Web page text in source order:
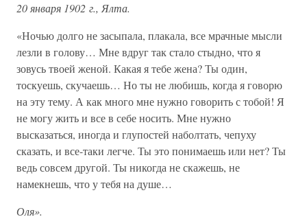
20 января 1902 г., Ялта.
«Ночью долго не засыпала, плакала, все мрачные мысли
лезли в голову… Мне вдруг так стало стыдно, что я
зовусь твоей женой. Какая я тебе жена? Ты один,
тоскуешь, скучаешь… Но ты не любишь, когда я говорю
на эту тему. А как много мне нужно говорить с тобой! Я
не могу жить и все в себе носить. Мне нужно
высказаться, иногда и глупостей наболтать, чепуху
сказать, и все-таки легче. Ты это понимаешь или нет? Ты
ведь совсем другой. Ты никогда не скажешь, не
намекнешь, что у тебя на душе…
Оля».